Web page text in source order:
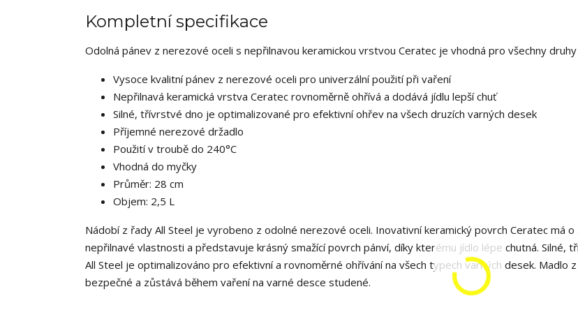
Kompletní specifikace
Odolná pánev z nerezové oceli s nepřilnavou keramickou vrstvou Ceratec je vhodná pro všechny
Vysoce kvalitní pánev z nerezové oceli pro univerzální použití při vaření
Nepřilnavá keramická vrstva Ceratec rovnoměrně ohřívá a dodává jídlu lepší chuť
Silné, třívrstvé dno je optimalizované pro efektivní ohřev na všech druzích varných desek
Příjemné nerezové držadlo
Použití v troubě do 240°C
Vhodná do myčky
Průměr: 28 cm
Objem: 2,5 L
Nádobí z řady All Steel je vyrobeno z odolné nerezové oceli. Inovativní keramický povrch Ceratec má o
nepřilnavé vlastnosti a představuje krásný smažící povrch pánví, díky kterému jídlo lépe chutná. Silné,
All Steel je optimalizováno pro efektivní a rovnoměrné ohřívání na všech typech varných desek. Madlo
bezpečné a zůstává během vaření na varné desce studené.